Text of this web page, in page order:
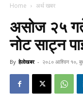
Home अर्थ खबर
असोज २५
नोट साट्न
By हेलाेखबर - २०८० आश्विन १०,